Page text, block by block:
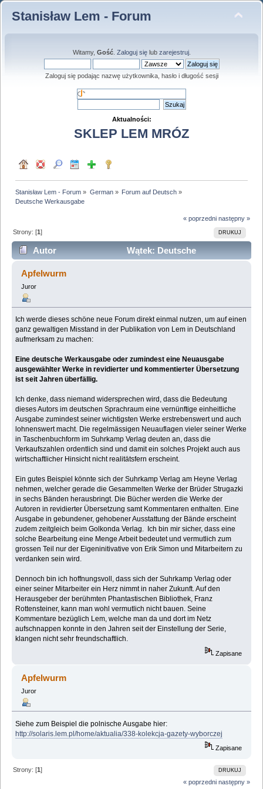
Stanisław Lem - Forum
Witamy, Gość. Zaloguj sięlub zarejestruj.
Zaloguj się podając nazwę użytkownika, hasło i długość sesji
Aktualności:
SKLEP LEM MRÓZ
Stanisław Lem - Forum » German» Forum auf Deutsch»
Deutsche Werkausgabe
« poprzedni następny »
DRUKUJ
Strony: [1]
Autor
Wątek: Deutsche
Werkausgabe (Przeczytany 83763 razy)
Apfelwurm
Juror
Ich werde dieses schöne neue Forum direkt einmal nutzen, um auf einen
ganz gewaltigen Misstand in der Publikation von Lem in Deutschland
aufmerksam zu machen:
Eine deutsche Werkausgabe oder zumindest eine Neuausgabe
ausgewählter Werke in revidierter und kommentierter Übersetzung
ist seit Jahren überfällig.
Ich denke, dass niemand widersprechen wird, dass die Bedeutung
dieses Autors im deutschen Sprachraum eine vernünftige einheitliche
Ausgabe zumindest seiner wichtigsten Werke erstrebenswert und auch
lohnenswert macht. Die regelmässigen Neuauflagen vieler seiner Werke
in Taschenbuchform im Suhrkamp Verlag deuten an, dass die
Verkaufszahlen ordentlich sind und damit ein solches Projekt auch aus
wirtschaftlicher Hinsicht nicht realitätsfern erscheint.
Ein gutes Beispiel könnte sich der Suhrkamp Verlag am Heyne Verlag
nehmen, welcher gerade die Gesammelten Werke der Brüder Strugazki
in sechs Bänden herausbringt. Die Bücher werden die Werke der
Autoren in revidierter Übersetzung samt Kommentaren enthalten. Eine
Ausgabe in gebundener, gehobener Ausstattung der Bände erscheint
zudem zeitgleich beim Golkonda Verlag. Ich bin mir sicher, dass eine
solche Bearbeitung eine Menge Arbeit bedeutet und vermutlich zum
grossen Teil nur der Eigeninitivative von Erik Simon und Mitarbeitern zu
verdanken sein wird.
Dennoch bin ich hoffnungsvoll, dass sich der Suhrkamp Verlag oder
einer seiner Mitarbeiter ein Herz nimmt in naher Zukunft. Auf den
Herausgeber der berühmten Phantastischen Bibliothek, Franz
Rottensteiner, kann man wohl vermutlich nicht bauen. Seine
Kommentare bezüglich Lem, welche man da und dort im Netz
aufschnappen konnte in den Jahren seit der Einstellung der Serie,
klangen nicht sehr freundschaftlich.
Zapisane
Apfelwurm
Juror
Siehe zum Beispiel die polnische Ausgabe hier:
http://solaris.lem.pl/home/aktualia/338-kolekcja-gazety-wyborczej
Zapisane
DRUKUJ
Strony: [1]
« poprzedni następny »